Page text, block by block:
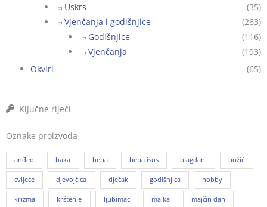
Uskrs
(35)
Vjenčanja i godišnjice
(263)
Godišnjice
(116)
Vjenčanja
(193)
Okviri
(65)
Ključne riječi
Oznake proizvoda
anđeo baka beba beba isus blagdani božić
cvijeće djevojčica dječak godišnjica hobby
krizma krštenje ljubimac majka majčin dan